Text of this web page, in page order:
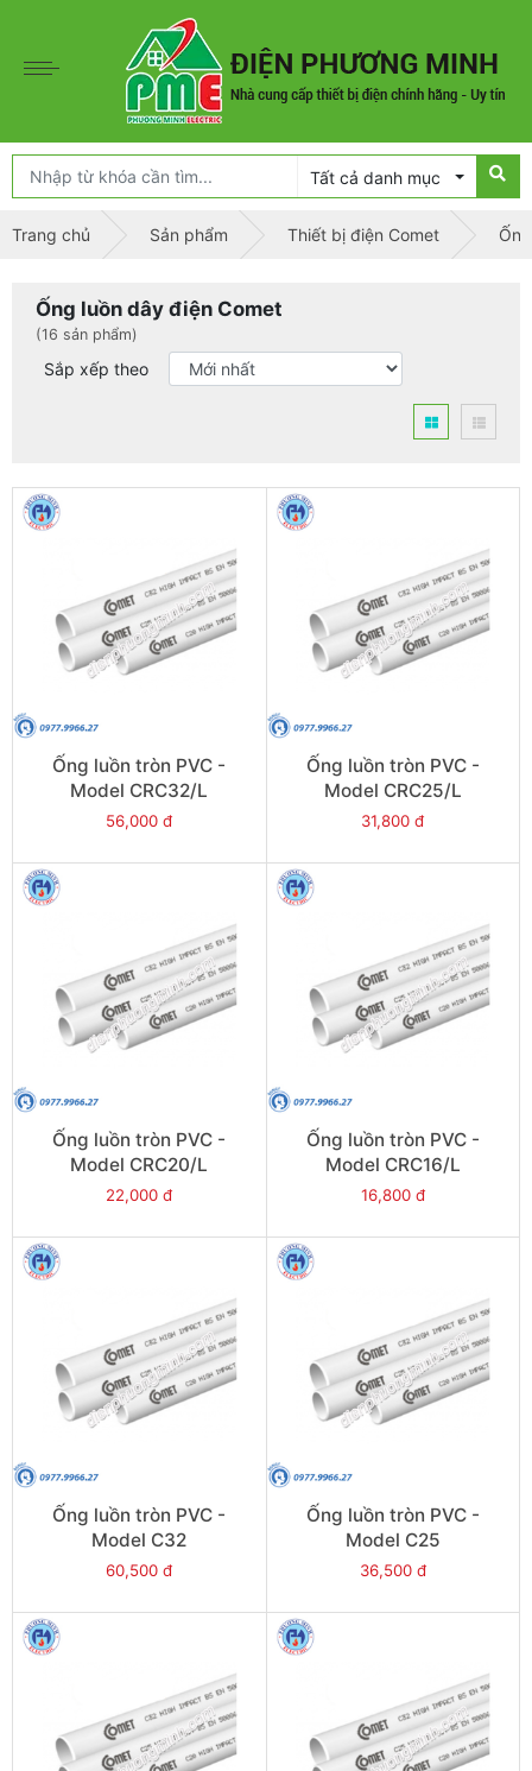
Tất cả danh mục
Trang chủ Sản phẩm Thiết bị điện Comet
Ống luồn dây điện Comet
(16 sản phẩm)
Sắp xếp theo
Ống luồn tròn PVC -
Model CRC32/L
56,000 đ
Ống luồn tròn PVC -
Model CRC25/L
31,800 đ
Ống luồn tròn PVC -
Model CRC20/L
22,000 đ
Ống luồn tròn PVC -
Model CRC16/L
16,800 đ
Ống luồn tròn PVC -
Model C32
60,500 đ
Ống luồn tròn PVC -
Model C25
36,500 đ